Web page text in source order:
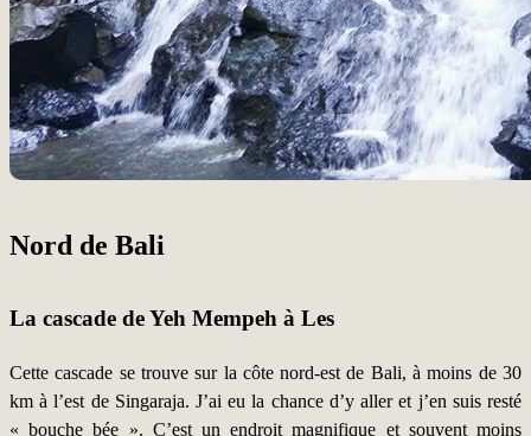
Nord de Bali
La cascade de Yeh Mempeh à Les
Cette cascade se trouve sur la côte nord-est de Bali, à moins de 30
km à l’est de Singaraja. J’ai eu la chance d’y aller et j’en suis resté
« bouche bée ». C’est un endroit magnifique et souvent moins